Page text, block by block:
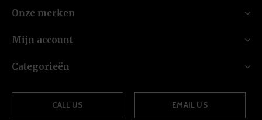
Onze merken
Mijn account
Categorieën
CALL US EMAIL US